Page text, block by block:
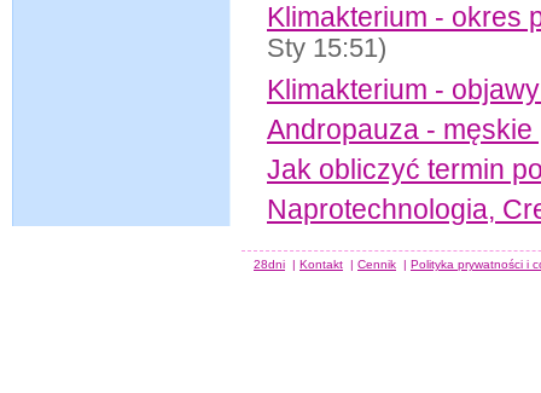
Klimakterium - okres
Sty 15:51)
Klimakterium -
Andropauza -
Jak obliczyć termin
Naprotechnologia,
28dni | Kontakt | Cennik | Polityka prywatności i